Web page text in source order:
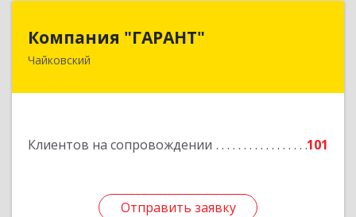
Компания "ГАРАНТ"
Чайковский
Клиентов на сопровождении 101
Отправить заявку
617760, Пермский край, Чайковский г, Карла
Отправить заявку